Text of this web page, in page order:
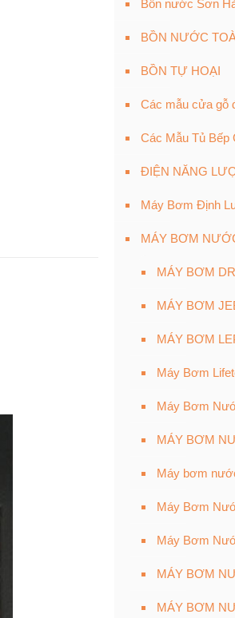
Bồn nước Sơn
BỒN NƯỚC
BỒN TỰ HOẠI
Các mẫu cửa gỗ
Các Mẫu Tủ Bếp
ĐIỆN NĂNG
Máy Bơm Định
MÁY BƠM
MÁY BƠM
MÁY BƠM
MÁY BƠM
Máy Bơm
Máy Bơm
MÁY BƠM
Máy bơm
Máy Bơm
Máy Bơm
MÁY BƠM
MÁY BƠM